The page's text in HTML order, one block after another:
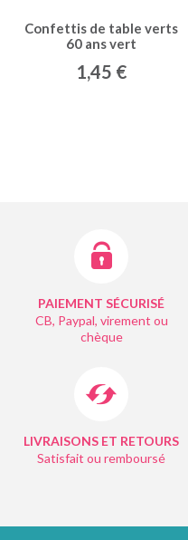
Confettis de table verts
60 ans vert
1,45 €
PAIEMENT SÉCURISÉ
CB, Paypal, virement ou
chèque
LIVRAISONS ET RETOURS
Satisfait ou remboursé